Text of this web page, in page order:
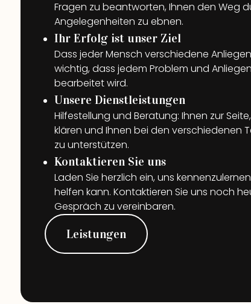
Fragen zu beantworten, Ihnen den Weg
Angelegenheiten zu ebnen.
Ihr Erfolg ist unser Ziel
Dass jeder Mensch verschiedene
wichtig, dass jedem Problem und
bearbeitet wird.
Unsere Dienstleistungen
Hilfestellung und Beratung: Ihnen zur
klären und Ihnen bei den verschiedenen
zu unterstützen.
Kontaktieren Sie uns
Laden Sie herzlich ein, uns
helfen kann. Kontaktieren Sie uns noch
Gespräch zu vereinbaren.
Leistungen